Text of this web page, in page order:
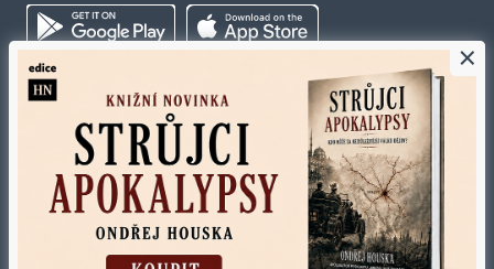
Kontakty
Tiráž redakce HN
Economia
Ceník inzerce
Ochrana osobních údajů
Prohlášení o cookies
Nastavení soukromí
Všeobecné smluvní podmínky
×